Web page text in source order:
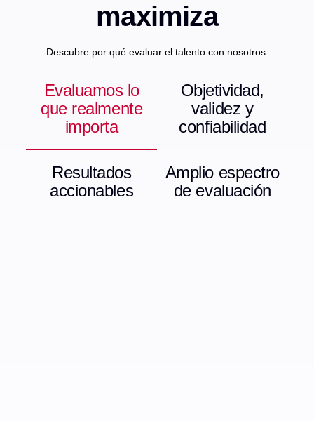
maximiza
Descubre por qué evaluar el talento con nosotros:
Evaluamos lo
que realmente
importa
Objetividad,
validez y
confiabilidad
Resultados
accionables
Amplio espectro
de evaluación